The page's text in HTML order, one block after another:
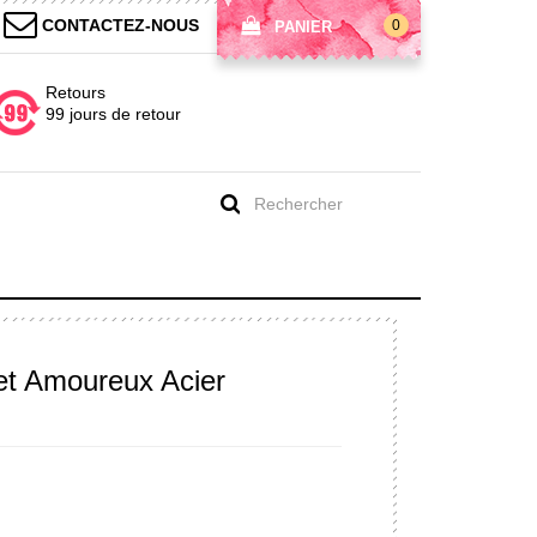
PANIER 0
CONTACTEZ-NOUS
Retours
99 jours de retour
Amoureux Acier